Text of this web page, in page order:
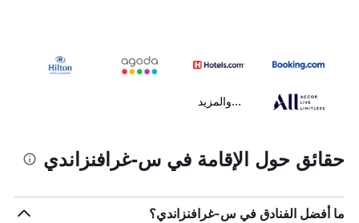
...والمزيد
حقائق حول الإقامة في س-غرافنزاندي
ما أفضل الفنادق في س-غرافنزاندي؟